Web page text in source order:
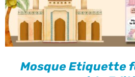
Mosque Etiquette